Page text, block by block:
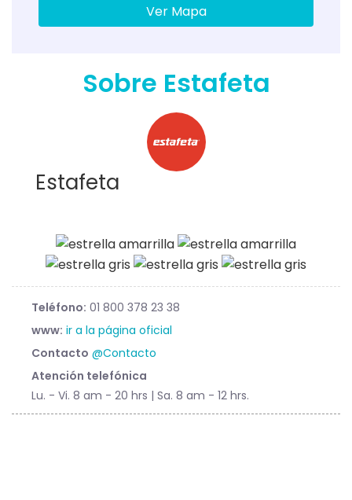
Ver Mapa
Sobre Estafeta
Estafeta
Teléfono: 01 800 378 23 38
www: ir a la página oficial
Contacto @Contacto
Atención telefónica
Lu. - Vi. 8 am - 20 hrs | Sa. 8 am - 12 hrs.